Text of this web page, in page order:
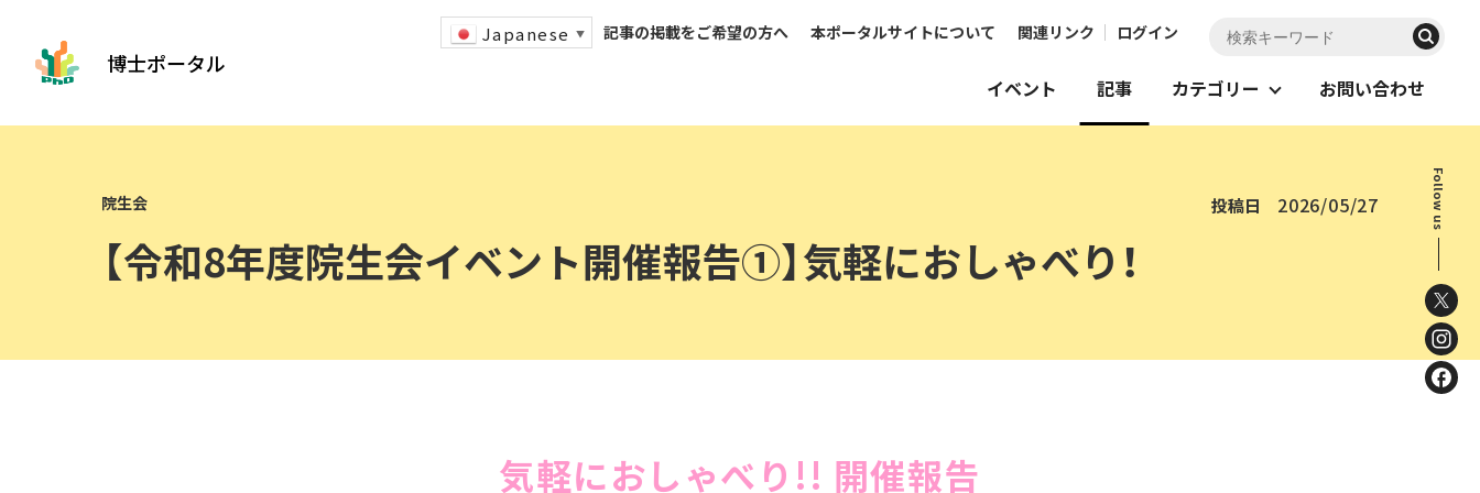
博士ポータル
Japanese ▼ 記事の掲載をご希望の方へ 本ポータルサイトについて 関連リンク ログイン
イベント 記事 カテゴリー お問い合わせ
投稿日 2026/05/27
【令和8年度院生会イベント開催報告①】気軽におしゃべり！
気軽におしゃべり!! 開催報告
Follow us